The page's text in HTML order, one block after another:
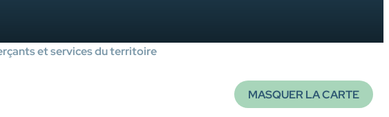
et services du territoire
MASQUER LA CARTE